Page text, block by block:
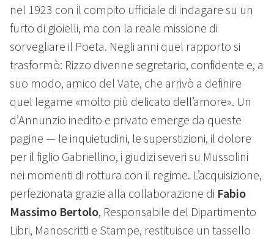
nel 1923 con il compito ufficiale di indagare su un
furto di gioielli, ma con la reale missione di
sorvegliare il Poeta. Negli anni quel rapporto si
trasformò: Rizzo divenne segretario, confidente e, a
suo modo, amico del Vate, che arrivò a definire
quel legame «molto più delicato dell’amore». Un
d’Annunzio inedito e privato emerge da queste
pagine — le inquietudini, le superstizioni, il dolore
per il figlio Gabriellino, i giudizi severi su Mussolini
nei momenti di rottura con il regime. L’acquisizione,
perfezionata grazie alla collaborazione di Fabio
Massimo Bertolo, Responsabile del Dipartimento
Libri, Manoscritti e Stampe, restituisce un tassello